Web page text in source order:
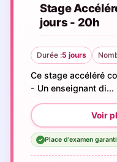
Stage
jours - 20h
Durée :5 jours
Ce stage accéléré
- Un enseignant di...
✓ Place d'examen